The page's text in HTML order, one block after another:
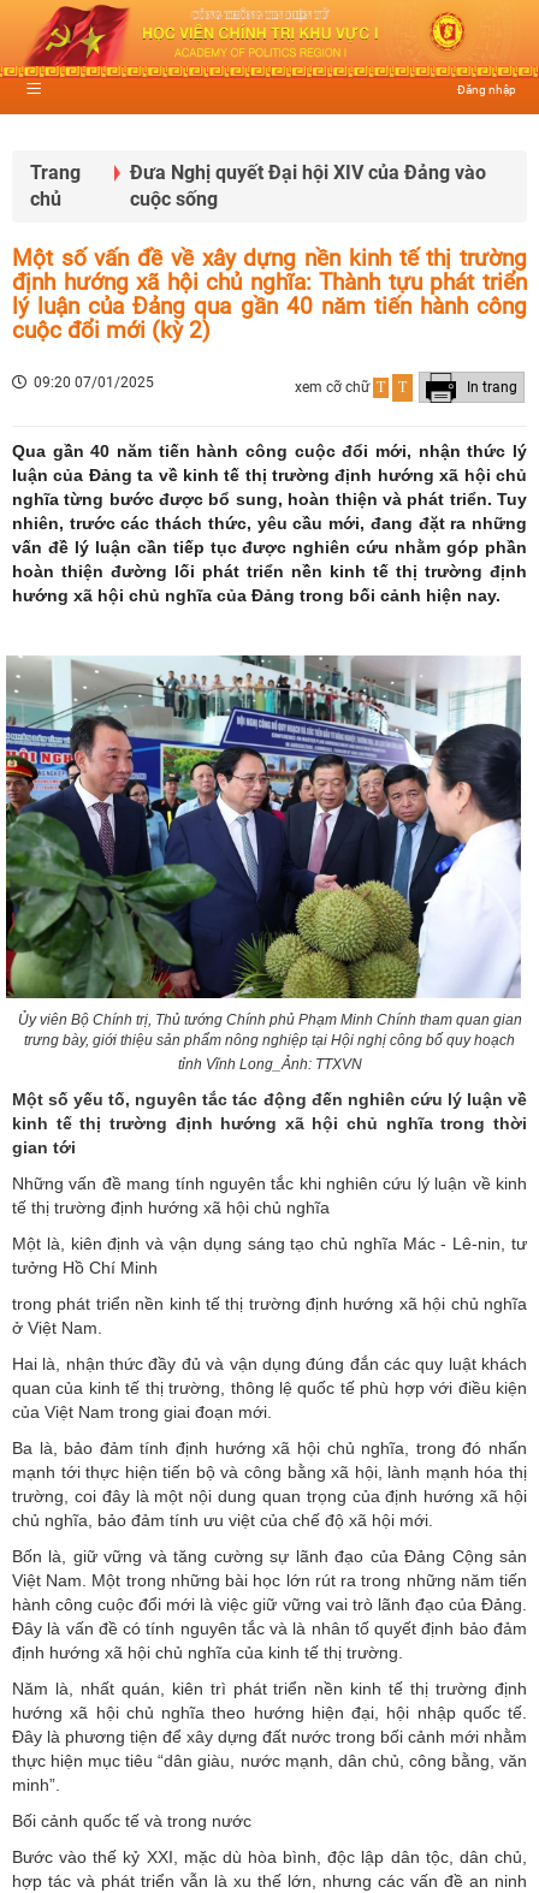
Đăng nhập
Trang
chủ
Đưa Nghị quyết Đại hội XIV của Đảng vào
cuộc sống
Một số vấn đề về xây dựng nền kinh tế thị trường
định hướng xã hội chủ nghĩa: Thành tựu phát triển
lý luận của Đảng qua gần 40 năm tiến hành công
cuộc đổi mới (kỳ 2)
09:20 07/01/2025 xem cỡ chữ T T In trang
Qua gần 40 năm tiến hành công cuộc đổi mới, nhận thức lý
luận của Đảng ta về kinh tế thị trường định hướng xã hội chủ
nghĩa từng bước được bổ sung, hoàn thiện và phát triển. Tuy
nhiên, trước các thách thức, yêu cầu mới, đang đặt ra những
vấn đề lý luận cần tiếp tục được nghiên cứu nhằm góp phần
hoàn thiện đường lối phát triển nền kinh tế thị trường định
hướng xã hội chủ nghĩa của Đảng trong bối cảnh hiện nay.
Ủy viên Bộ Chính trị, Thủ tướng Chính phủ Phạm Minh Chính tham quan gian
trưng bày, giới thiệu sản phẩm nông nghiệp tại Hội nghị công bố quy hoạch
tỉnh Vĩnh Long_Ảnh: TTXVN
Một số yếu tố, nguyên tắc tác động đến nghiên cứu lý luận về
kinh tế thị trường định hướng xã hội chủ nghĩa trong thời
gian tới
Những vấn đề mang tính nguyên tắc khi nghiên cứu lý luận về kinh
tế thị trường định hướng xã hội chủ nghĩa
Một là, kiên định và vận dụng sáng tạo chủ nghĩa Mác - Lê-nin, tư
tưởng Hồ Chí Minh
trong phát triển nền kinh tế thị trường định hướng xã hội chủ nghĩa
ở Việt Nam.
Hai là, nhận thức đầy đủ và vận dụng đúng đắn các quy luật khách
quan của kinh tế thị trường, thông lệ quốc tế phù hợp với điều kiện
của Việt Nam trong giai đoạn mới.
Ba là, bảo đảm tính định hướng xã hội chủ nghĩa, trong đó nhấn
mạnh tới thực hiện tiến bộ và công bằng xã hội, lành mạnh hóa thị
trường, coi đây là một nội dung quan trọng của định hướng xã hội
chủ nghĩa, bảo đảm tính ưu việt của chế độ xã hội mới.
Bốn là, giữ vững và tăng cường sự lãnh đạo của Đảng Cộng sản
Việt Nam. Một trong những bài học lớn rút ra trong những năm tiến
hành công cuộc đổi mới là việc giữ vững vai trò lãnh đạo của Đảng.
Đây là vấn đề có tính nguyên tắc và là nhân tố quyết định bảo đảm
định hướng xã hội chủ nghĩa của kinh tế thị trường.
Năm là, nhất quán, kiên trì phát triển nền kinh tế thị trường định
hướng xã hội chủ nghĩa theo hướng hiện đại, hội nhập quốc tế.
Đây là phương tiện để xây dựng đất nước trong bối cảnh mới nhằm
thực hiện mục tiêu “dân giàu, nước mạnh, dân chủ, công bằng, văn
minh”.
Bối cảnh quốc tế và trong nước
Bước vào thế kỷ XXI, mặc dù hòa bình, độc lập dân tộc, dân chủ,
hợp tác và phát triển vẫn là xu thế lớn, nhưng các vấn đề an ninh